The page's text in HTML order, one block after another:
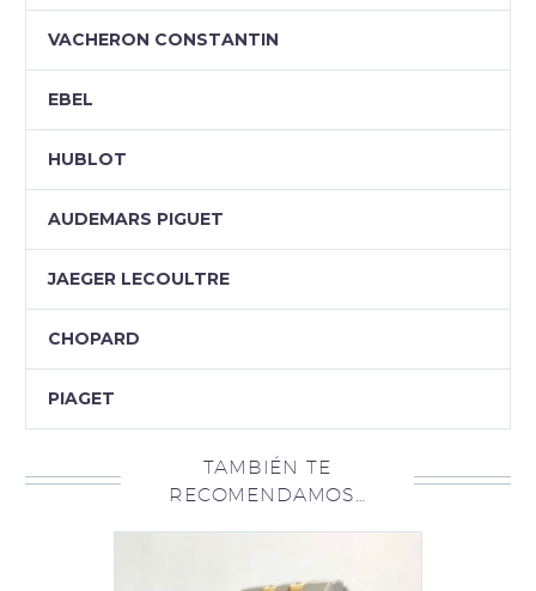
VACHERON CONSTANTIN
EBEL
HUBLOT
AUDEMARS PIGUET
JAEGER LECOULTRE
CHOPARD
PIAGET
TAMBIÉN TE
RECOMENDAMOS…